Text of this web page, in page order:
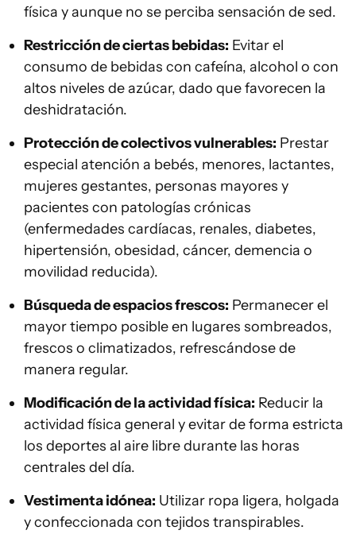
física y aunque no se perciba sensación de sed.
Restricción de ciertas bebidas: Evitar el
consumo de bebidas con cafeína, alcohol o con
altos niveles de azúcar, dado que favorecen la
deshidratación.
Protección de colectivos vulnerables: Prestar
especial atención a bebés, menores, lactantes,
mujeres gestantes, personas mayores y
pacientes con patologías crónicas
(enfermedades cardíacas, renales, diabetes,
hipertensión, obesidad, cáncer, demencia o
movilidad reducida).
Búsqueda de espacios frescos: Permanecer el
mayor tiempo posible en lugares sombreados,
frescos o climatizados, refrescándose de
manera regular.
Modificación de la actividad física: Reducir la
actividad física general y evitar de forma estricta
los deportes al aire libre durante las horas
centrales del día.
Vestimenta idónea: Utilizar ropa ligera, holgada
y confeccionada con tejidos transpirables.